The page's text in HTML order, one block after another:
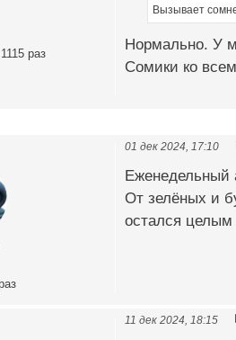
1115 раз
Вызывает
Нормально. У
Сомики ко
01 дек 2024, 17:10
Еженедельный
От зелёных и
остался
11 дек 2024, 18:15